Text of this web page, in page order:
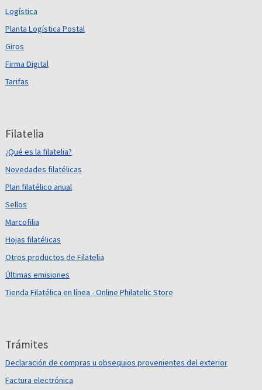
Logística
Planta Logística Postal
Giros
Firma Digital
Tarifas
Filatelia
¿Qué es la filatelia?
Novedades filatélicas
Plan filatélico anual
Sellos
Marcofilia
Hojas filatélicas
Otros productos de Filatelia
Últimas emisiones
Tienda Filatélica en línea - Online Philatelic Store
Trámites
Declaración de compras u obsequios provenientes del exterior
Factura electrónica